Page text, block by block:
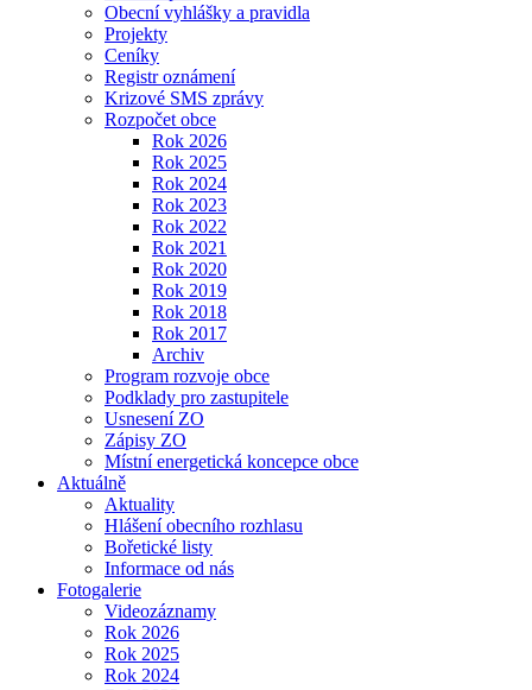
Obecní vyhlášky a pravidla
Projekty
Ceníky
Registr oznámení
Krizové SMS zprávy
Rozpočet obce
Rok 2026
Rok 2025
Rok 2024
Rok 2023
Rok 2022
Rok 2021
Rok 2020
Rok 2019
Rok 2018
Rok 2017
Archiv
Program rozvoje obce
Podklady pro zastupitele
Usnesení ZO
Zápisy ZO
Místní energetická koncepce obce
Aktuálně
Aktuality
Hlášení obecního rozhlasu
Bořetické listy
Informace od nás
Fotogalerie
Videozáznamy
Rok 2026
Rok 2025
Rok 2024